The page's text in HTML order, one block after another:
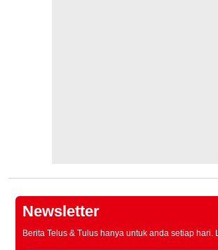
Newsletter
Berita Telus & Tulus hanya untuk anda setiap hari.